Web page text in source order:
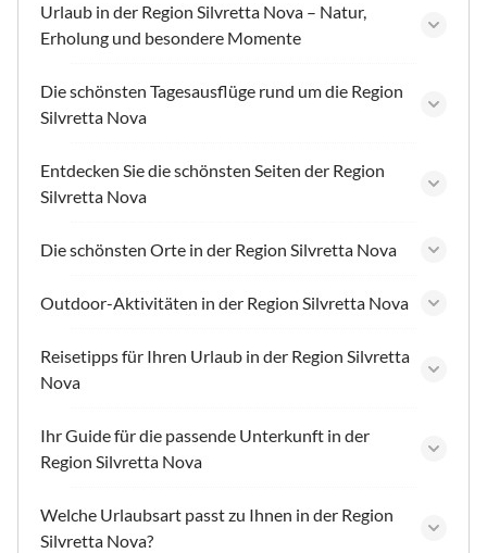
Urlaub in der Region Silvretta Nova – Natur,
Erholung und besondere Momente
Die schönsten Tagesausflüge rund um die Region
Silvretta Nova
Entdecken Sie die schönsten Seiten der Region
Silvretta Nova
Die schönsten Orte in der Region Silvretta Nova
Outdoor-Aktivitäten in der Region Silvretta Nova
Reisetipps für Ihren Urlaub in der Region Silvretta
Nova
Ihr Guide für die passende Unterkunft in der
Region Silvretta Nova
Welche Urlaubsart passt zu Ihnen in der Region
Silvretta Nova?